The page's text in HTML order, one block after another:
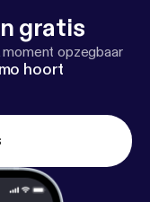
gratis
moment opzegbaar
hoort